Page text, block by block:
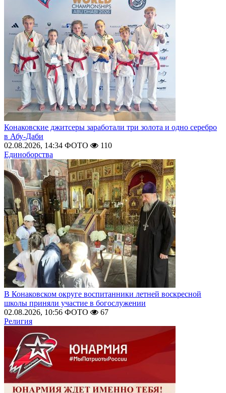
Конаковские джитсеры заработали три золота и одно серебро
в Абу-Даби
02.08.2026, 14:34 ФОТО
110
Единоборства
В Конаковском округе воспитанники летней воскресной
школы приняли участие в богослужении
02.08.2026, 10:56 ФОТО
67
Религия